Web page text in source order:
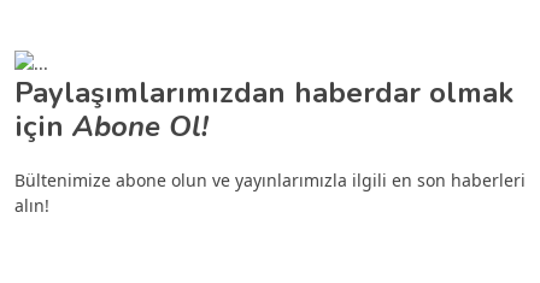
Paylaşımlarımızdan haberdar olmak
için Abone Ol!
Bültenimize abone olun ve yayınlarımızla ilgili en son haberleri
alın!